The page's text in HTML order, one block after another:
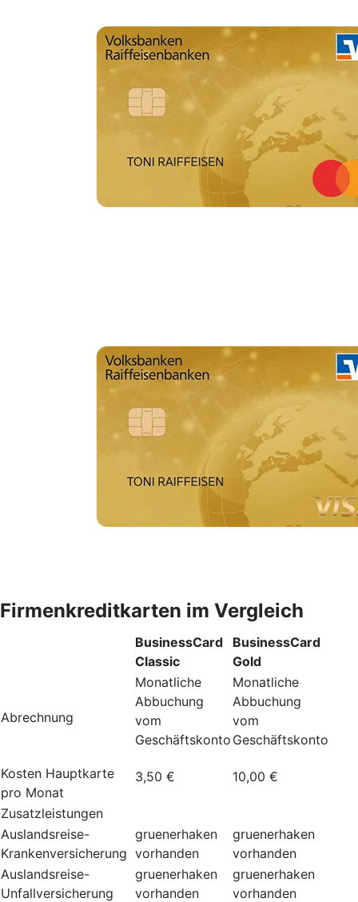
Firmenkreditkarten im Vergleich
BusinessCard
Classic
BusinessCard
Gold
Abrechnung
Monatliche
Abbuchung
vom
Geschäftskonto
Monatliche
Abbuchung
vom
Geschäftskonto
Kosten Hauptkarte
pro Monat
3,50 € 10,00 €
Zusatzleistungen
Auslandsreise-
Krankenversicherung
gruenerhaken
vorhanden
gruenerhaken
vorhanden
Auslandsreise-
Unfallversicherung
gruenerhaken
vorhanden
gruenerhaken
vorhanden